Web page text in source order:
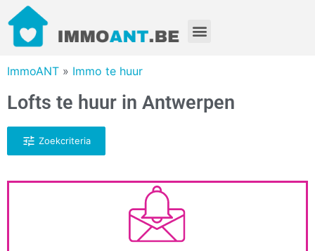
ImmoANT » Immo te huur
Lofts te huur in Antwerpen
Zoekcriteria